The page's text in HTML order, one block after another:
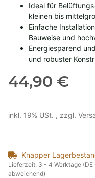
Ideal für
kleinen bis
Einfache
Bauweise und
Energiesparend
und robuster
44,90 €
inkl. 19% USt. , zzgl.
Knapper
Lieferzeit: 3 - 4 Werktage
abweichend)